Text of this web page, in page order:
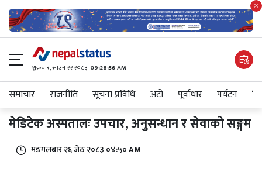
शुक्रबार​, साउन २२ २०८३ 09:28:36 AM
समाचार राजनीति सूचना प्रविधि अटाे पूर्वाधार पर्यटन
मेडिटेक अस्पतालः उपचार, अनुसन्धान र सेवाको सङ्गम
मङगलबार २६ जेठ २०८३ ०४:५० AM